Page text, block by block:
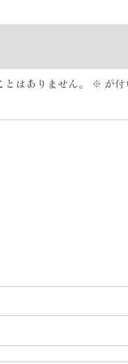
はありません。 ※ が